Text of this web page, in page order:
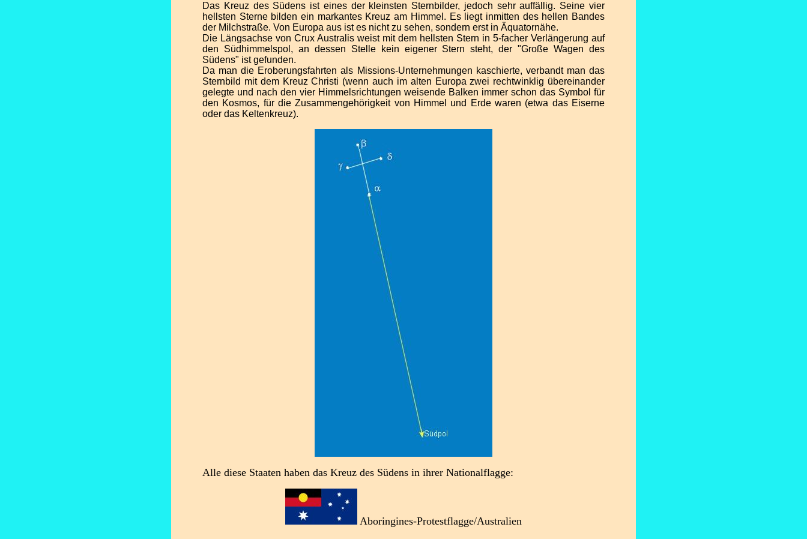
Das Kreuz des Südens ist eines der kleinsten Sternbilder, jedoch sehr auffällig. Seine vier
hellsten Sterne bilden ein markantes Kreuz am Himmel. Es liegt inmitten des hellen Bandes
der Milchstraße. Von Europa aus ist es nicht zu sehen, sondern erst in Äquatornähe.
Die Längsachse von Crux Australis weist mit dem hellsten Stern in 5-facher Verlängerung auf
den Südhimmelspol, an dessen Stelle kein eigener Stern steht, der "Große Wagen des
Südens" ist gefunden.
Da man die Eroberungsfahrten als Missions-Unternehmungen kaschierte, verbandt man das
Sternbild mit dem Kreuz Christi (wenn auch im alten Europa zwei rechtwinklig übereinander
gelegte und nach den vier Himmelsrichtungen weisende Balken immer schon das Symbol für
den Kosmos, für die Zusammengehörigkeit von Himmel und Erde waren (etwa das Eiserne
oder das Keltenkreuz).
Alle diese Staaten haben das Kreuz des Südens in ihrer Nationalflagge:
Aboringines-Protestflagge/Australien